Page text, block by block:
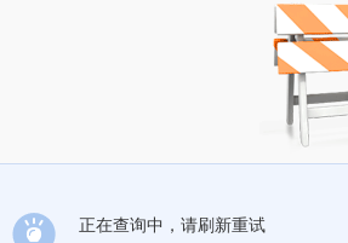
正在查询中，请刷新重试